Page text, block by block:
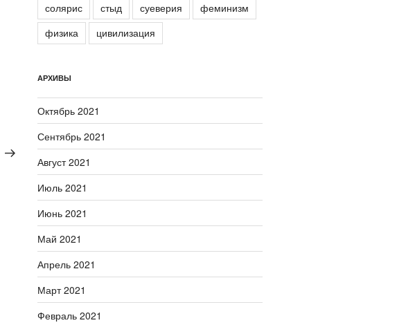
Следующая
запись
солярис
стыд суеверия
феминизм
физика
цивилизация
АРХИВЫ
Октябрь 2021
Сентябрь 2021
Август 2021
Июль 2021
Июнь 2021
Май 2021
Апрель 2021
Март 2021
Февраль 2021